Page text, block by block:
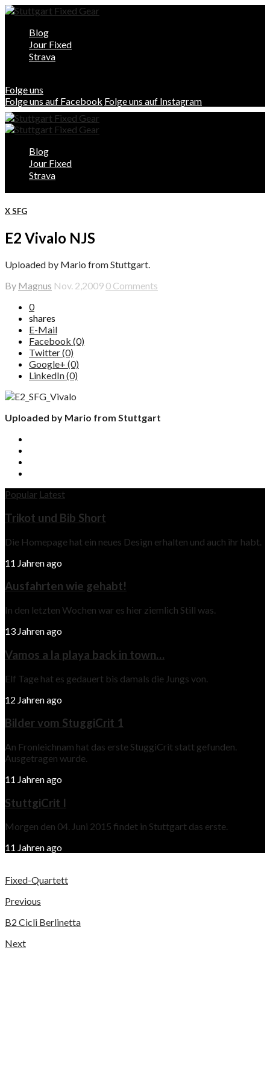
Blog
Jour Fixed
Strava
Folge uns
Folge uns auf Facebook Folge uns auf Instagram
Blog
Jour Fixed
Strava
X SFG
E2 Vivalo NJS
Uploaded by Mario from Stuttgart.
By Magnus Nov. 2,2009 0 Comments
0
shares
E-Mail
Facebook (0)
Twitter (0)
Google+ (0)
LinkedIn (0)
Uploaded by Mario from Stuttgart
Popular Latest
Trikot und Bib Short
Die Homepage hat ein neues Design erhalten und auch ihr habt.
11 Jahren ago
Ausfahrten wie gehabt!
In den letzten Wochen war es hier ziemlich Still was.
13 Jahren ago
Vamos a la playa back in town…
Elf Tage hat es gedauert bis damals die Jungs von.
12 Jahren ago
Bilder vom StuggiCrit 1
An Fronleichnam hat das erste StuggiCrit statt gefunden.
Ausgetragen wurde.
11 Jahren ago
StuttgiCrit I
Morgen den 04. Juni 2015 findet in Stuttgart das erste.
11 Jahren ago
Fixed-Quartett
Previous
B2 Cicli Berlinetta
Next